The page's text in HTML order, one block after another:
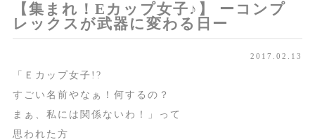
【集まれ！Eカップ女子♪】 ーコンプ
レックスが武器に変わる日ー
2017.02.13
「Ｅカップ女子!?
すごい名前やなぁ！何するの？
まぁ、私には関係ないわ！」って
思われた方